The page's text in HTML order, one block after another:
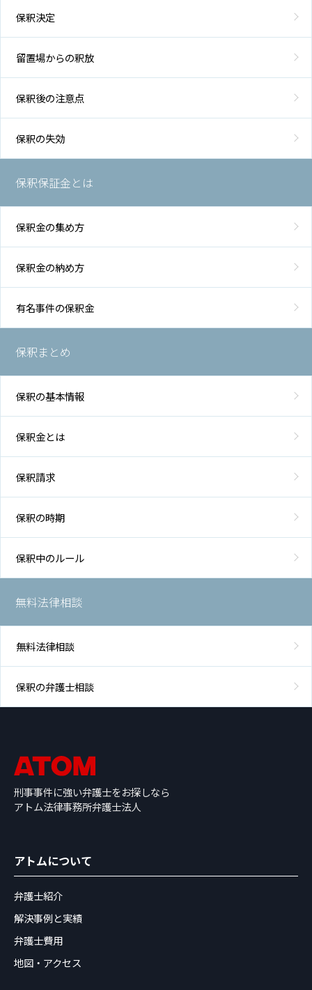
保釈決定
留置場からの釈放
保釈後の注意点
保釈の失効
保釈保証金とは
保釈金の集め方
保釈金の納め方
有名事件の保釈金
保釈まとめ
保釈の基本情報
保釈金とは
保釈請求
保釈の時期
保釈中のルール
無料法律相談
無料法律相談
保釈の弁護士相談
刑事事件に強い弁護士をお探しなら
アトム法律事務所弁護士法人
アトムについて
弁護士紹介
解決事例と実績
弁護士費用
地図・アクセス